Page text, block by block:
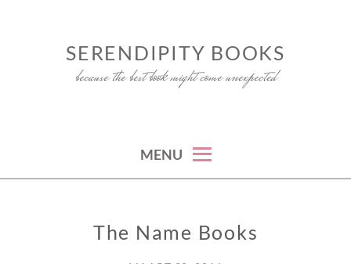
SERENDIPITY BOOKS
because the best book might come unexpected
MENU
The Name Books